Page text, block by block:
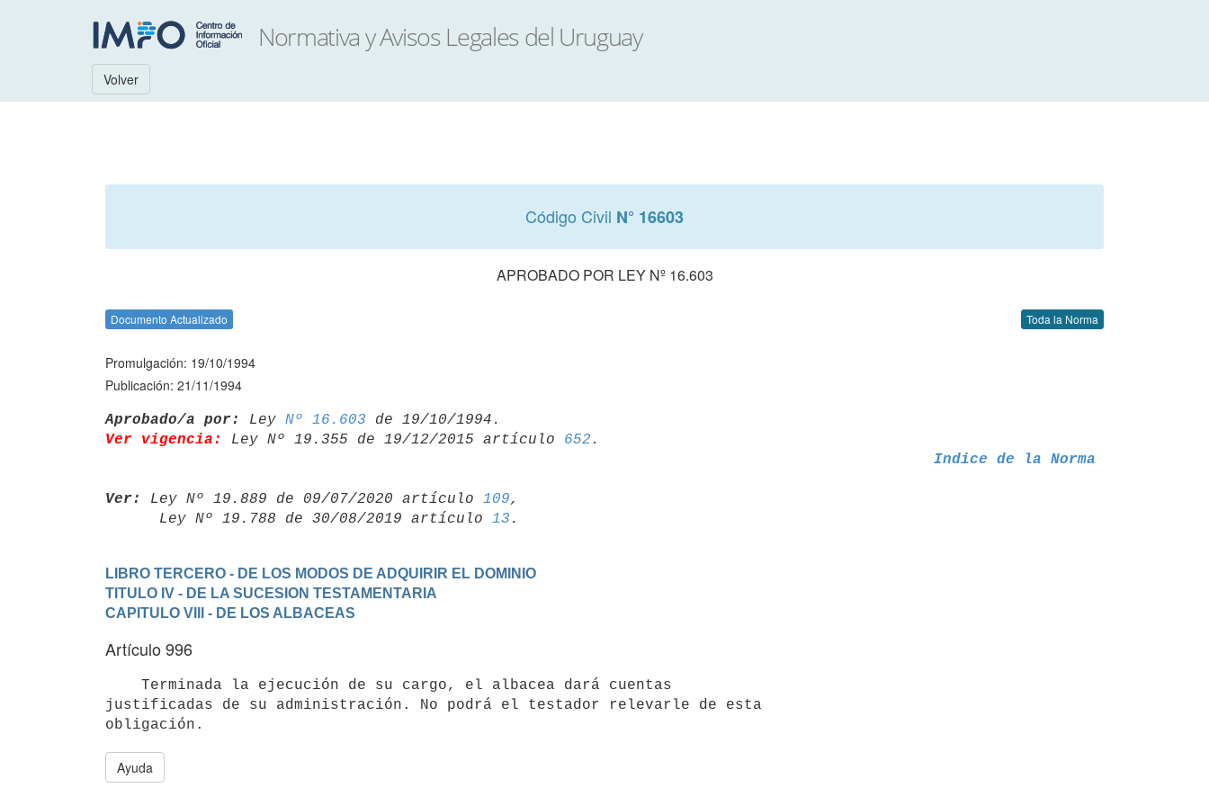
Volver
Código Civil N° 16603
APROBADO POR LEY Nº 16.603
Documento Actualizado Toda la Norma
Promulgación: 19/10/1994
Publicación: 21/11/1994
Aprobado/a por: Ley Nº 16.603
Ver vigencia:
Ley Nº 19.355 de 19/12/2015 artículo 652
Indice de la Norma
Ver: Ley Nº 19.889 de 09/07/2020 artículo 109,
      Ley Nº 19.788 de 30/08/2019 artículo
13
LIBRO TERCERO - DE LOS MODOS DE ADQUIRIR EL DOMINIO
TITULO IV - DE LA SUCESION TESTAMENTARIA
CAPITULO VIII - DE LOS ALBACEAS
Artículo 996
justificadas de su administración. No podrá el testador relevarle de esta
Ayuda